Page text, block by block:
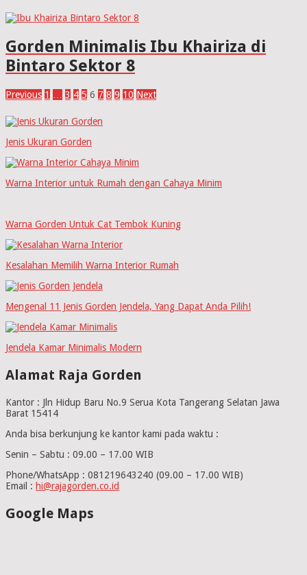
Gorden Minimalis Ibu Khairiza di
Bintaro Sektor 8
Paginasi
pos
Previous 1 3 4 5 6 7 8 9 10 Next
Jenis Ukuran Gorden
Warna Interior untuk Rumah dengan Cahaya Minim
Warna Gorden Untuk Cat Tembok Kuning
Kesalahan Memilih Warna Interior Rumah
Mengenal 11 Jenis Gorden Jendela, Yang Dapat Anda Pilih!
Jendela Kamar Minimalis Modern
Alamat Raja Gorden
Kantor : Jln Hidup Baru No.9 Serua Kota Tangerang Selatan Jawa
Barat 15414
Anda bisa berkunjung ke kantor kami pada waktu :
Senin – Sabtu : 09.00 – 17.00 WIB
Phone/WhatsApp : 081219643240 (09.00 – 17.00 WIB)
Email : hi@rajagorden.co.id
Google Maps